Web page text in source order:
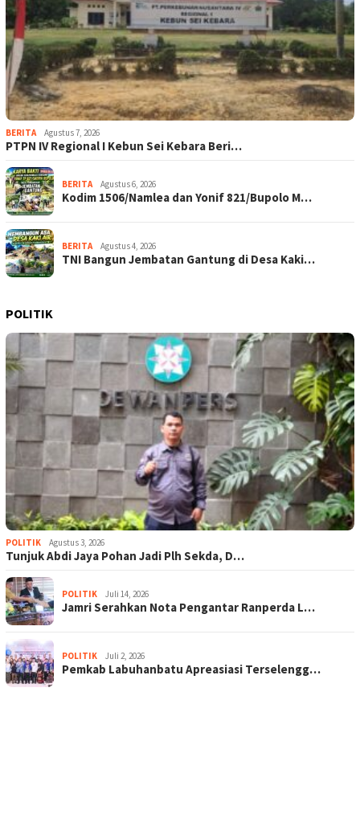
BERITA Agustus 7, 2026
PTPN IV Regional I Kebun Sei Kebara Beri…
BERITA Agustus 6, 2026
Kodim 1506/Namlea dan Yonif 821/Bupolo M…
BERITA Agustus 4, 2026
TNI Bangun Jembatan Gantung di Desa Kaki…
POLITIK
POLITIK Agustus 3, 2026
Tunjuk Abdi Jaya Pohan Jadi Plh Sekda, D…
POLITIK Juli 14, 2026
Jamri Serahkan Nota Pengantar Ranperda L…
POLITIK Juli 2, 2026
Pemkab Labuhanbatu Apreasiasi Terselengg…